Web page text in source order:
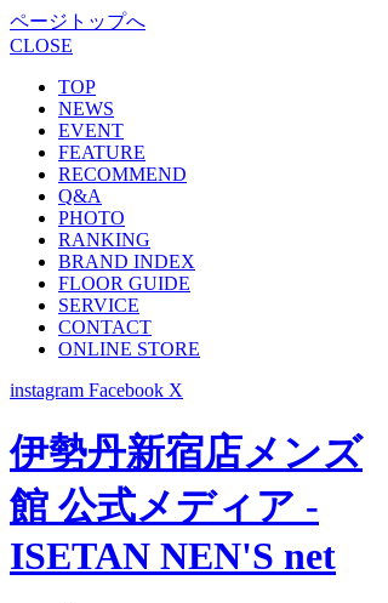
ページトップへ
CLOSE
TOP
NEWS
EVENT
FEATURE
RECOMMEND
Q&A
PHOTO
RANKING
BRAND INDEX
FLOOR GUIDE
SERVICE
CONTACT
ONLINE STORE
instagram Facebook X
伊勢丹新宿店メンズ
館 公式メディア -
ISETAN NEN'S net